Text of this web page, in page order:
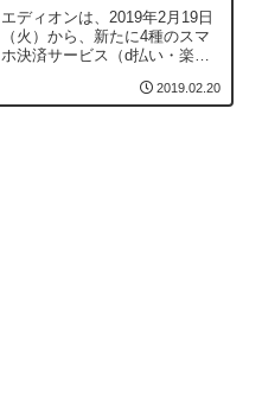
エディオンは、2019年2月19日
（火）から、新たに4種のスマ
ホ決済サービス（d払い・楽天
Pay（オリガミペイ）・LINE
Pay）の取り扱いを開始した。
2019.02.20